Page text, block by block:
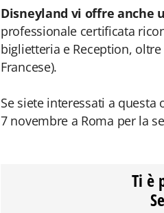
Disneyland vi offre anche
professionale certificata
biglietteria e Reception,
Francese).
Se siete interessati a
7 novembre a Roma per la
Ti è